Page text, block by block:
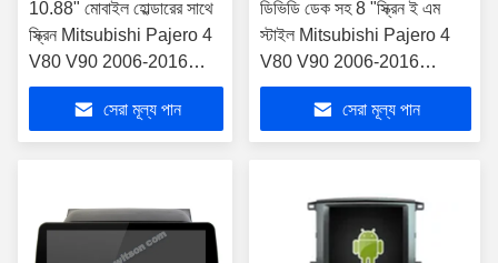
10.88" মোবাইল হোল্ডারের সাথে
স্ক্রিন Mitsubishi Pajero 4
V80 V90 2006-2016
মাল্টিমিডিয়া স্টেরিও
সেরা মূল্য পান
ডিভিডি ডেক সহ 8 "স্ক্রিন ই এম
স্টাইল Mitsubishi Pajero 4
V80 V90 2006-2016
অ্যান্ড্রয়েড গাড়ি ডিভিডি জিপিএস
মাল্টিমিডিয়া স্টেরিও CarPla
সেরা মূল্য পান